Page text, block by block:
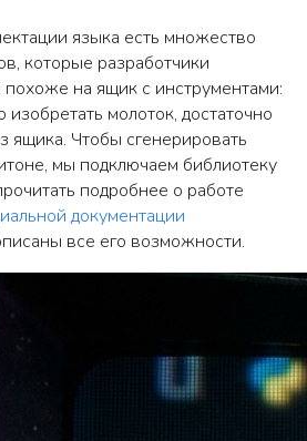
языка есть множество
которые разработчики
похоже на ящик с инструментами:
молоток, достаточно
ящика. Чтобы сгенерировать
мы подключаем библиотеку
подробнее о работе
документации
все его возможности.